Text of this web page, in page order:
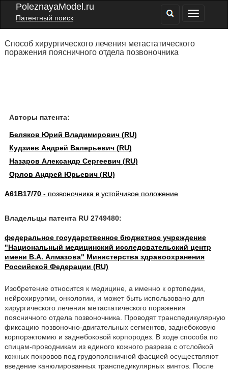
PoleznayaModel.ru
Патентный поиск
Способ хирургического лечения метастатического
поражения поясничного отдела позвоночника
Авторы патента:
Беляков Юрий Владимирович (RU)
Кудзиев Андрей Валерьевич (RU)
Назаров Александр Сергеевич (RU)
Орлов Андрей Юрьевич (RU)
A61B17/70- позвоночника в устойчивое положение
Владельцы патента RU 2749480:
федеральное государственное бюджетное учреждение
"Национальный медицинский исследовательский центр
имени В.А. Алмазова" Министерства здравоохранения
Российской Федерации (RU)
Изобретение относится к медицине, а именно к ортопедии,
нейрохирургии, онкологии, и может быть использовано для
хирургического лечения метастатического поражения
поясничного отдела позвоночника. Проводят транспедикулярную
фиксацию позвоночно-двигательных сегментов, заднебоковую
корпорэктомию и заднебоковой корпородез. В ходе способа по
спицам-проводникам из единого кожного разреза с отслойкой
кожных покровов под грудопоясничной фасцией осуществляют
введение канюлированных транспедикулярных винтов. После